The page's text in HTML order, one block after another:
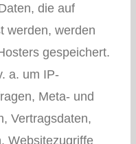
die auf
werden, werden
gespeichert.
a. um IP-
Meta- und
Vertragsdaten,
Websitezugriffe